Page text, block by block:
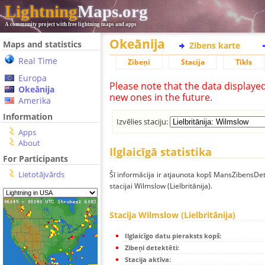
LightningMaps.org
A community project with free lightning maps and apps
Maps and statistics
Real Time
Europa
Okeānija
Amerika
Information
Apps
About
For Participants
Lietotājvārds
Okeānija Zibens karte
Zibeņi Stacija Tīkls
Please note that the data
new ones in the future.
Izvēlies staciju:
Ilglaicīgā statistika
Šī informācija ir atjaunota kopš
stacijai Wilmslow (Lielbritānija).
Stacija Wilmslow (Lielbritānija)
Ilglaicīgo datu pieraksts kopš:
Zibeņi detektēti:
Stacija aktīva: